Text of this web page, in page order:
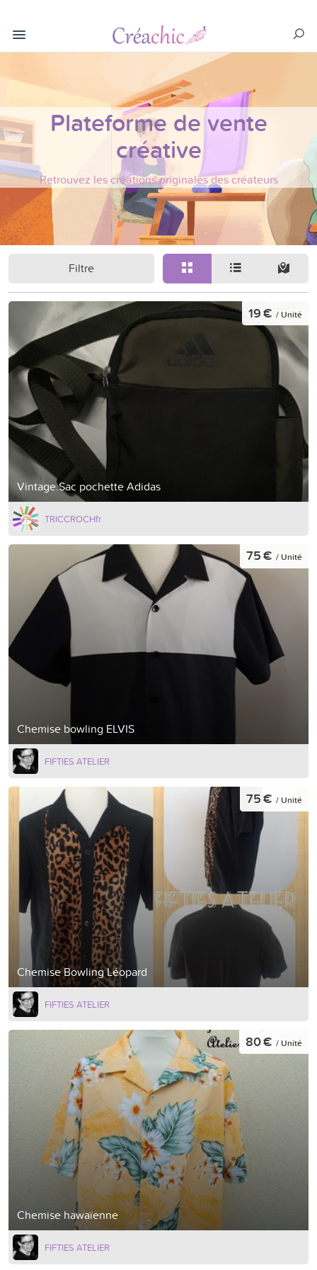
Plateforme de vente
créative
Retrouvez les créations originales des créateurs
Filtre
Vintage.Sac pochette Adidas
19 € / Unité
TRICCROCHfr
Chemise bowling ELVIS
75 € / Unité
FIFTIES ATELIER
Chemise Bowling Léopard
75 € / Unité
FIFTIES ATELIER
Chemise hawaïenne
80 € / Unité
FIFTIES ATELIER